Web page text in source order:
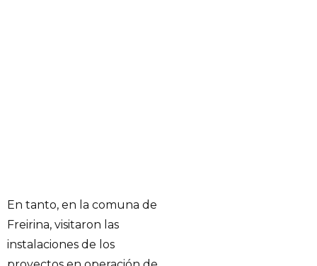
En tanto, en la comuna de
Freirina, visitaron las
instalaciones de los